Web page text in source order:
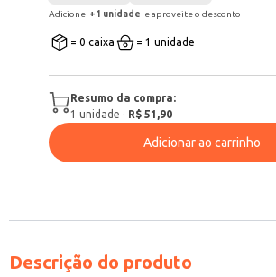
Adicione +1 unidade e aproveite o desconto
= 0 caixa = 1 unidade
Resumo da compra:
1 unidade · R$ 51,90
Adicionar ao carrinho
Descrição do produto